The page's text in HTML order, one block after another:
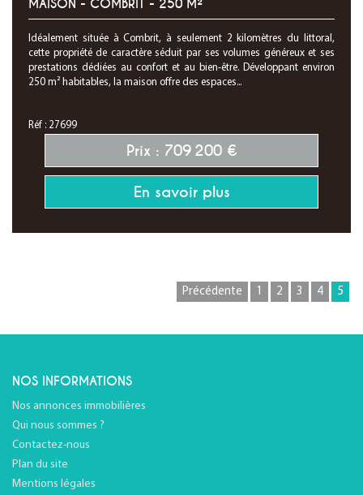
MAISON - COMBRIT - 250 M²
Idéalement située à Combrit, à seulement 2 kilomètres du littoral,
cette propriété de caractère séduit par ses volumes généreux et ses
prestations dédiées au confort et au bien-être. Développant environ
250 m² habitables, la maison offre des espaces...
Réf : 27699
Prix : 709 200 €
En savoir plus
Précédente 1 2 3 4 5
NOS INFORMATIONS
Nos annonces immobilières
Qui nous sommes ?
Contactez-nous
Plan du site
Mentions légales